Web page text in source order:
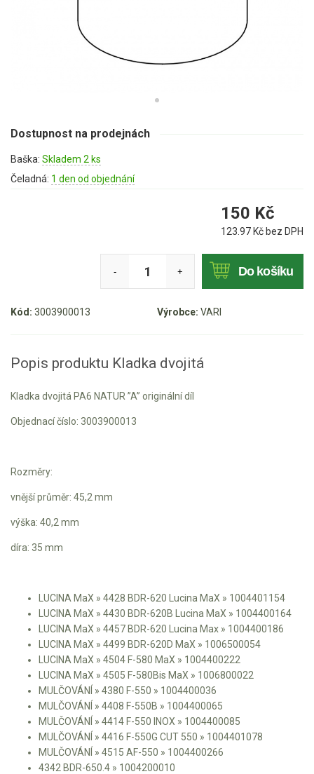
Křovinořezy a vyžínače
Motorové pily
Benzínové pily
AKU zahradní technika
Aku pily
Aku AL-KO
Štípačka na dřevo
VARI
Sněhové frézy
Vertikutátory
Kultivátory
Nůžky na živý plot
Vysavače a foukače
Elektrocentrály
Kód: 3003900013 Výrobce: VARI
Dostupnost na prodejnách
Baška: Skladem 2 ks
Čeladná: 1 den od objednání
150 Kč
123.97 Kč bez DPH
- + Do košíku
Popis produktu Kladka dvojitá
Kladka dvojitá PA6 NATUR ”A” originální díl
Objednací číslo: 3003900013
Rozměry:
vnější průměr: 45,2 mm
výška: 40,2 mm
díra: 35 mm
LUCINA MaX » 4428 BDR-620 Lucina MaX » 1004401154
LUCINA MaX » 4430 BDR-620B Lucina MaX » 1004400164
LUCINA MaX » 4457 BDR-620 Lucina Max » 1004400186
LUCINA MaX » 4499 BDR-620D MaX » 1006500054
LUCINA MaX » 4504 F-580 MaX » 1004400222
LUCINA MaX » 4505 F-580Bis MaX » 1006800022
MULČOVÁNÍ » 4380 F-550 » 1004400036
MULČOVÁNÍ » 4408 F-550B » 1004400065
MULČOVÁNÍ » 4414 F-550 INOX » 1004400085
MULČOVÁNÍ » 4416 F-550G CUT 550 » 1004401078
MULČOVÁNÍ » 4515 AF-550 » 1004400266
4342 BDR-650.4 » 1004200010